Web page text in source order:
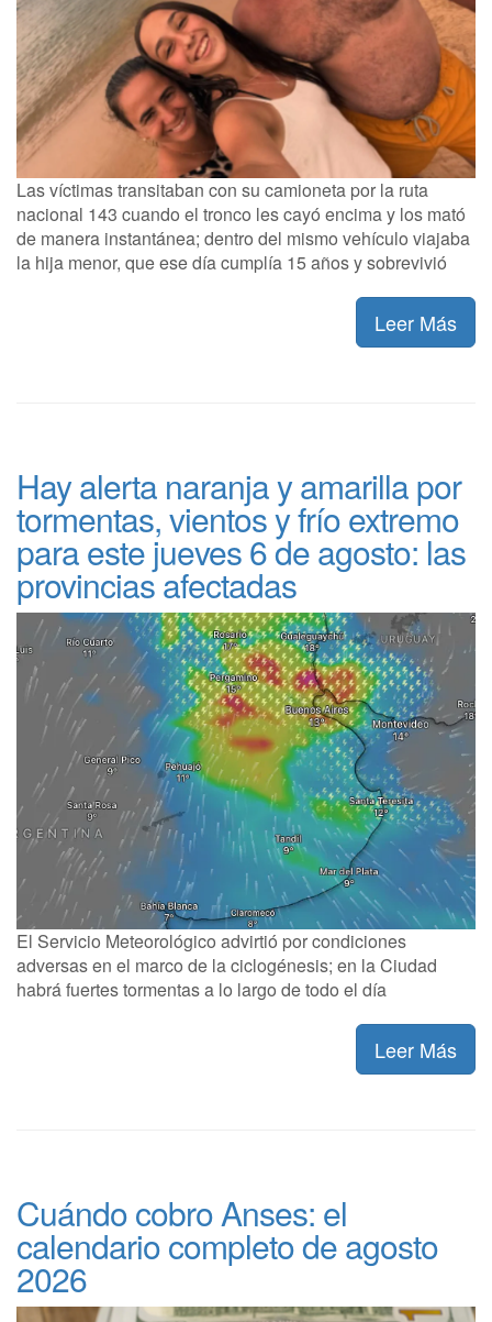
Las víctimas transitaban con su camioneta por la ruta
nacional 143 cuando el tronco les cayó encima y los mató
de manera instantánea; dentro del mismo vehículo viajaba
la hija menor, que ese día cumplía 15 años y sobrevivió
Leer Más
Hay alerta naranja y amarilla por
tormentas, vientos y frío extremo
para este jueves 6 de agosto: las
provincias afectadas
El Servicio Meteorológico advirtió por condiciones
adversas en el marco de la ciclogénesis; en la Ciudad
habrá fuertes tormentas a lo largo de todo el día
Leer Más
Cuándo cobro Anses: el
calendario completo de agosto
2026